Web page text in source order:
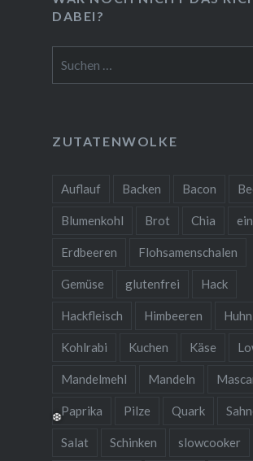
DABEI?
nach:
ZUTATENWOLKE
Auflauf Backen Bacon
Blumenkohl Brot Chia
Erdbeeren Flohsamenschalen
Gemüse glutenfrei Hack
Hackfleisch Himbeeren Huhn
Kohlrabi Kuchen Käse
Mandelmehl Mandeln
Paprika Pilze Quark
Salat Schinken slowcooker